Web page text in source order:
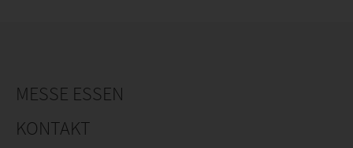
MESSE ESSEN
KONTAKT